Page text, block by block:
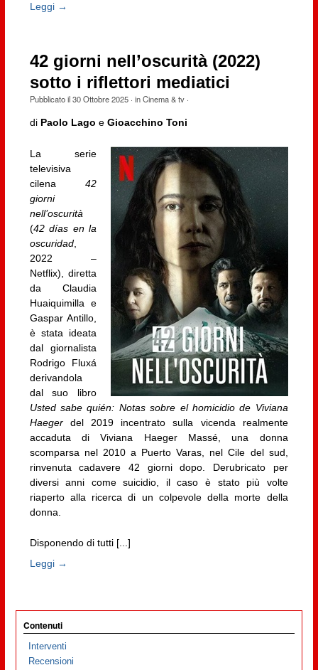
Leggi →
42 giorni nell’oscurità (2022)
sotto i riflettori mediatici
Pubblicato il30 Ottobre 2025· inCinema & tv·
di Paolo Lago e Gioacchino Toni
La serie
televisiva
cilena42
giorni
nell’oscurità
(42 días en la
oscuridad,
2022 –
Netflix), diretta
da Claudia
Huaiquimilla e
Gaspar Antillo,
è stata ideata
dal giornalista
Rodrigo Fluxá
derivandola
dal suo libro
Usted sabe quién: Notas sobre el homicidio de Viviana
Haegerdel 2019 incentrato sulla vicenda realmente
accaduta di Viviana Haeger Massé, una donna
scomparsa nel 2010 a Puerto Varas, nel Cile del sud,
rinvenuta cadavere 42 giorni dopo. Derubricato per
diversi anni come suicidio, il caso è stato più volte
riaperto alla ricerca di un colpevole della morte della
donna.
Disponendo di tutti [...]
Leggi →
Contenuti
Interventi
Recensioni